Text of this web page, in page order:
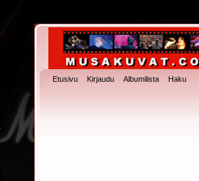
Etusivu Kirjaudu Albumilista Haku